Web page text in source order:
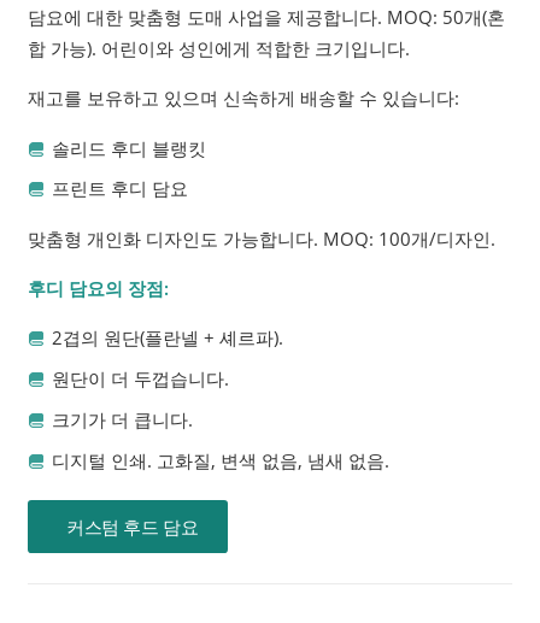
담요에 대한 맞춤형 도매 사업을 제공합니다. MOQ: 50개(혼
합 가능). 어린이와 성인에게 적합한 크기입니다.
재고를 보유하고 있으며 신속하게 배송할 수 있습니다:
솔리드 후디 블랭킷
프린트 후디 담요
맞춤형 개인화 디자인도 가능합니다. MOQ: 100개/디자인.
후디 담요의 장점:
2겹의 원단(플란넬 + 셰르파).
원단이 더 두껍습니다.
크기가 더 큽니다.
디지털 인쇄. 고화질, 변색 없음, 냄새 없음.
커스텀 후드 담요